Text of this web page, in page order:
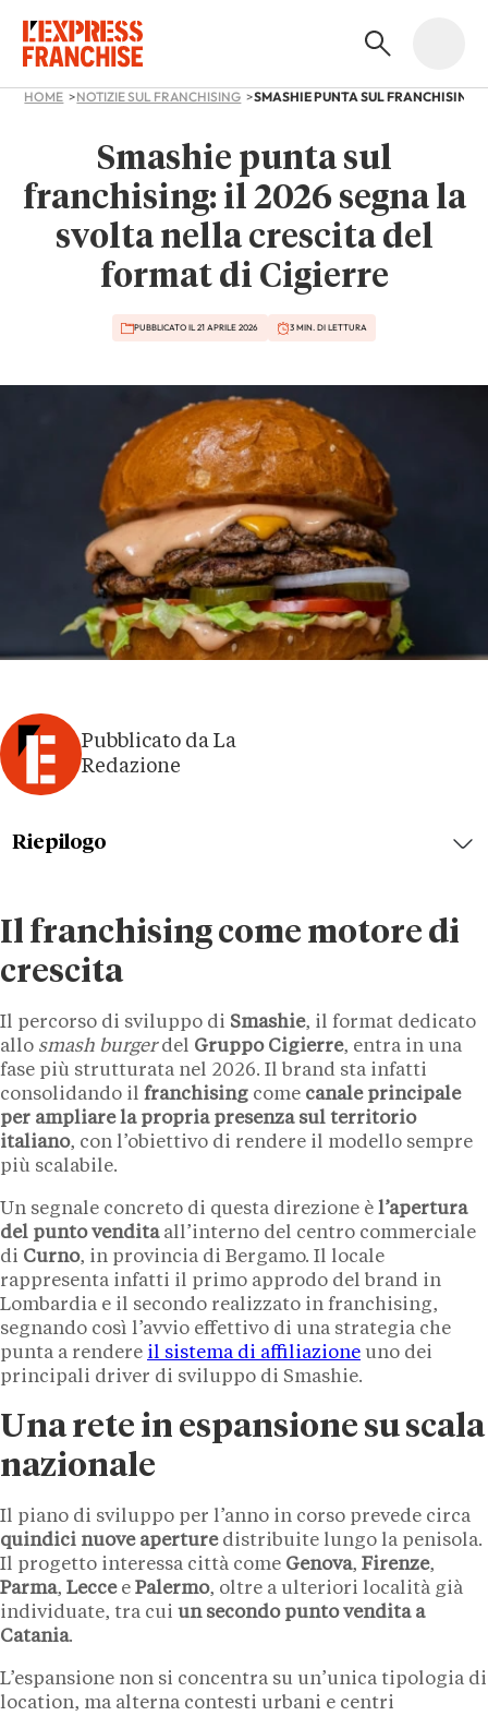
HOME NOTIZIE SUL FRANCHISING
Smashie punta sul
franchising: il 2026 segna la
svolta nella crescita del
format di Cigierre
PUBBLICATO IL 21 APRILE 2026 3 MIN. DI LETTURA
Pubblicato da La
Redazione
Il franchising come motore di
crescita
Il percorso di sviluppo di Smashie, il format dedicato
allo smash burgerdel Gruppo Cigierre, entra in una
fase più strutturata nel 2026. Il brand sta infatti
consolidando il franchising come canale principale
per ampliare la propria presenza sul territorio
italiano, con l’obiettivo di rendere il modello sempre
più scalabile.
Un segnale concreto di questa direzione è l’apertura
del punto venditaall’interno del centro commerciale
di Curno, in provincia di Bergamo. Il locale
rappresenta infatti il primo approdo del brand in
Lombardia e il secondo realizzato in franchising,
segnando così l’avvio effettivo di una strategia che
punta a rendere il sistema di affiliazione uno dei
principali driver di sviluppo di Smashie.
Una rete in espansione su scala
nazionale
Il piano di sviluppo per l’anno in corso prevede circa
quindici nuove aperturedistribuite lungo la penisola.
Il progetto interessa città come Genova, Firenze,
Parma, Leccee Palermo, oltre a ulteriori località già
individuate, tra cui un secondo punto vendita a
Catania.
L’espansione non si concentra su un’unica tipologia di
location, ma alterna contesti urbani e centri
Riepilogo